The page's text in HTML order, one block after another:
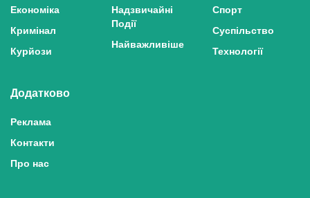
Економіка
Кримінал
Курйози
Надзвичайні
Події
Найважливіше
Спорт
Суспільство
Технології
Додатково
Реклама
Контакти
Про нас